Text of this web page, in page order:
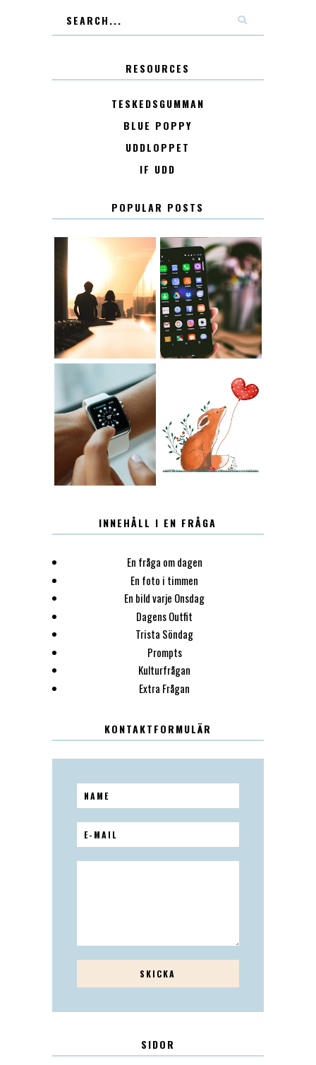
RESOURCES
TESKEDSGUMMAN
BLUE POPPY
UDDLOPPET
IF UDD
POPULAR POSTS
KONTAKT KONTAKTLISTA
12.30 LUGN
INNEHÅLL I EN FRÅGA
En fråga om dagen
En foto i timmen
En bild varje Onsdag
Dagens Outfit
Trista Söndag
Prompts
Kulturfrågan
Extra Frågan
KONTAKTFORMULÄR
SIDOR